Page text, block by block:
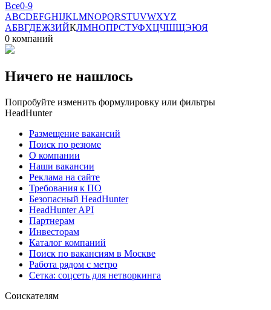
Все0-9
ABCDEFGHIJKLMNOPQRSTUVWXYZ
АБВГДЕЖЗИЙКЛМНОПРСТУФХЦЧШЩЭЮЯ
0 компаний
Ничего не нашлось
Попробуйте изменить формулировку или фильтры
HeadHunter
Размещение вакансий
Поиск по резюме
О компании
Наши вакансии
Реклама на сайте
Требования к ПО
Безопасный HeadHunter
HeadHunter API
Партнерам
Инвесторам
Каталог компаний
Поиск по вакансиям в Москве
Работа рядом с метро
Сетка: соцсеть для нетворкинга
Соискателям